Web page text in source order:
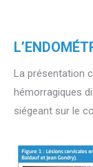
La présentation
hémorragiques
siégeant sur le